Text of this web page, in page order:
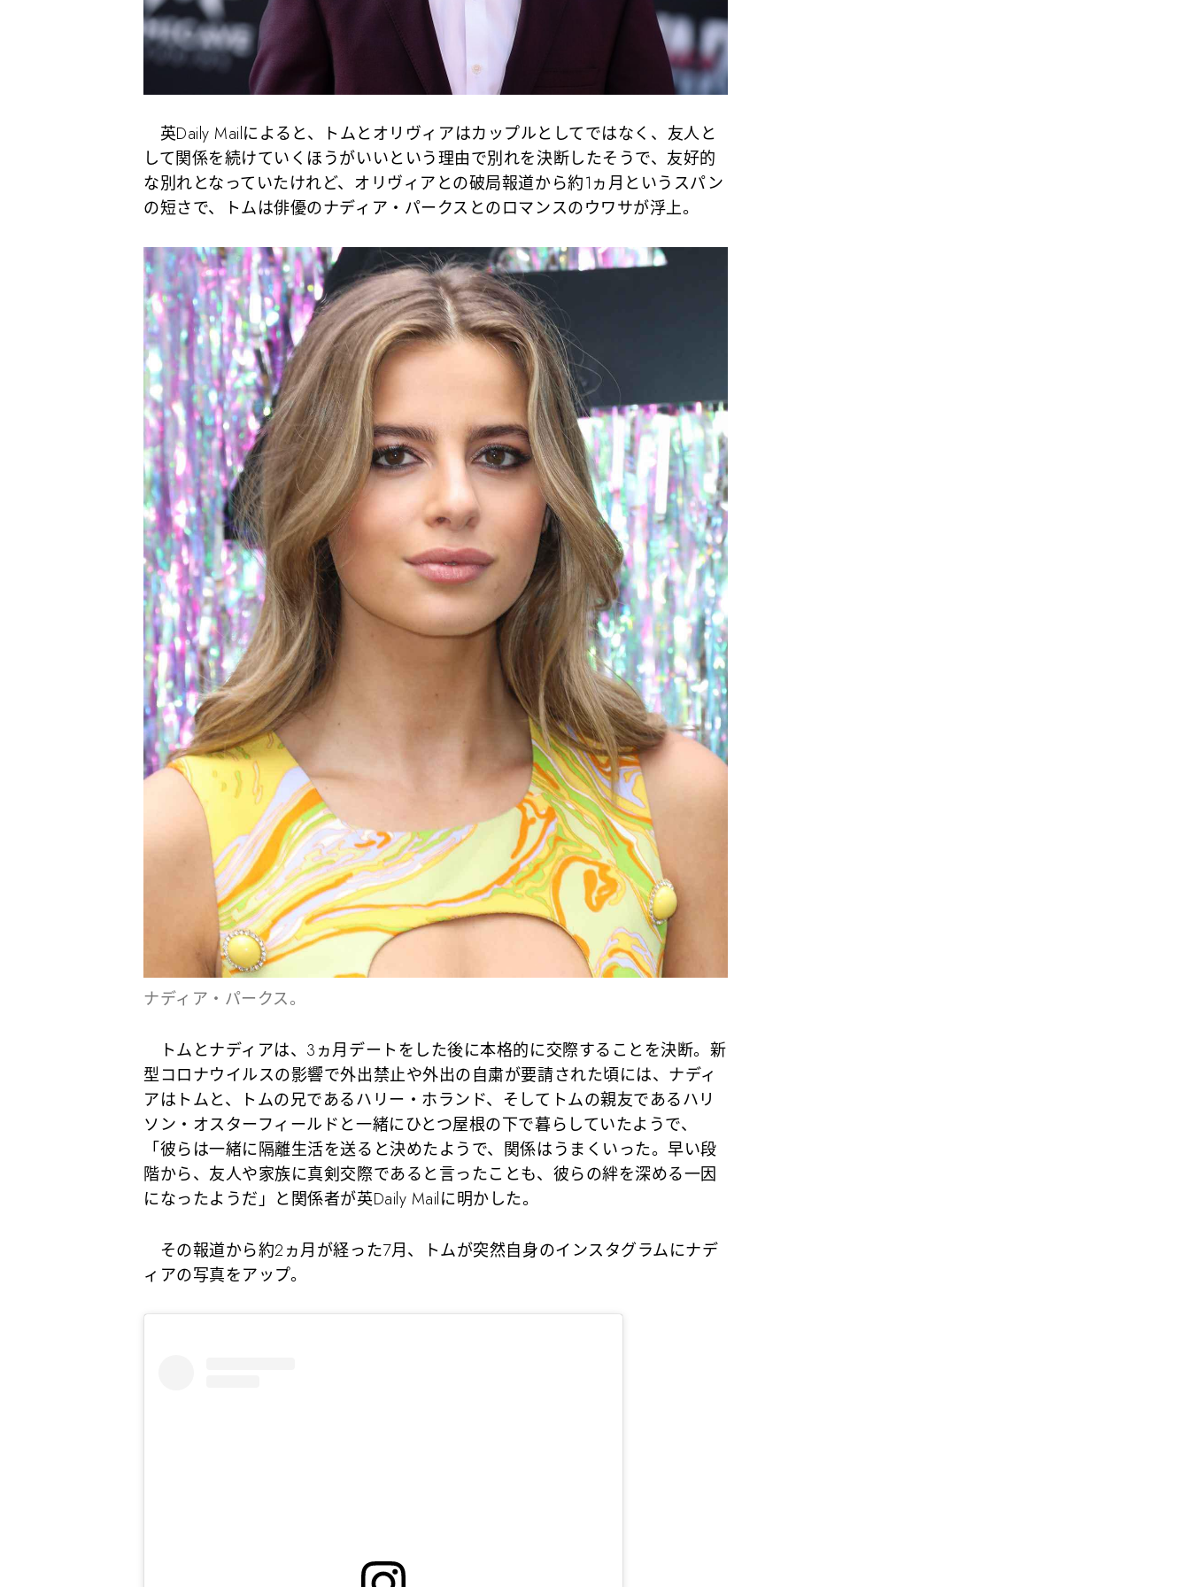
英Daily Mailによると、トムとオリヴィアはカップルとしてではなく、友人と
して関係を続けていくほうがいいという理由で別れを決断したそうで、友好的
な別れとなっていたけれど、オリヴィアとの破局報道から約1ヵ月というスパン
の短さで、トムは俳優のナディア・パークスとのロマンスのウワサが浮上。
ナディア・パークス。
トムとナディアは、3ヵ月デートをした後に本格的に交際することを決断。新
型コロナウイルスの影響で外出禁止や外出の自粛が要請された頃には、ナディ
アはトムと、トムの兄であるハリー・ホランド、そしてトムの親友であるハリ
ソン・オスターフィールドと一緒にひとつ屋根の下で暮らしていたようで、
「彼らは一緒に隔離生活を送ると決めたようで、関係はうまくいった。早い段
階から、友人や家族に真剣交際であると言ったことも、彼らの絆を深める一因
になったようだ」と関係者が英Daily Mailに明かした。
その報道から約2ヵ月が経った7月、トムが突然自身のインスタグラムにナデ
ィアの写真をアップ。